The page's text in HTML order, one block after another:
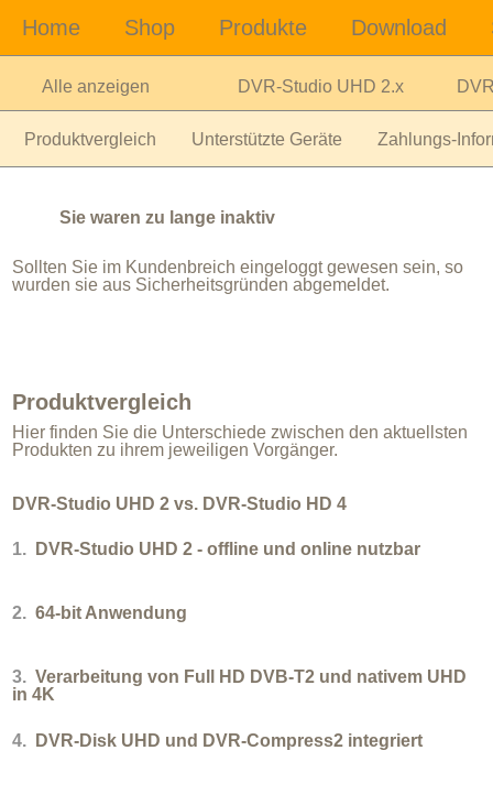
Alle anzeigen DVR-Studio UHD 2.x
Produktvergleich Unterstützte Geräte Zahlungs-
Sie waren zu lange inaktiv
Sollten Sie im Kundenbreich eingeloggt gewesen sein, so
wurden sie aus Sicherheitsgründen abgemeldet.
Produktvergleich
Hier finden Sie die Unterschiede zwischen den aktuellsten
Produkten zu ihrem jeweiligen Vorgänger.
DVR-Studio UHD 2 vs. DVR-Studio HD 4
1. DVR-Studio UHD 2 - offline und online nutzbar
2. 64-bit Anwendung
3. Verarbeitung von Full HD DVB-T2 und nativem UHD
in 4K
4. DVR-Disk UHD und DVR-Compress2 integriert